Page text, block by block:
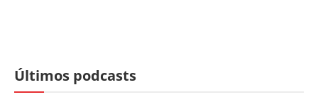
Últimos podcasts